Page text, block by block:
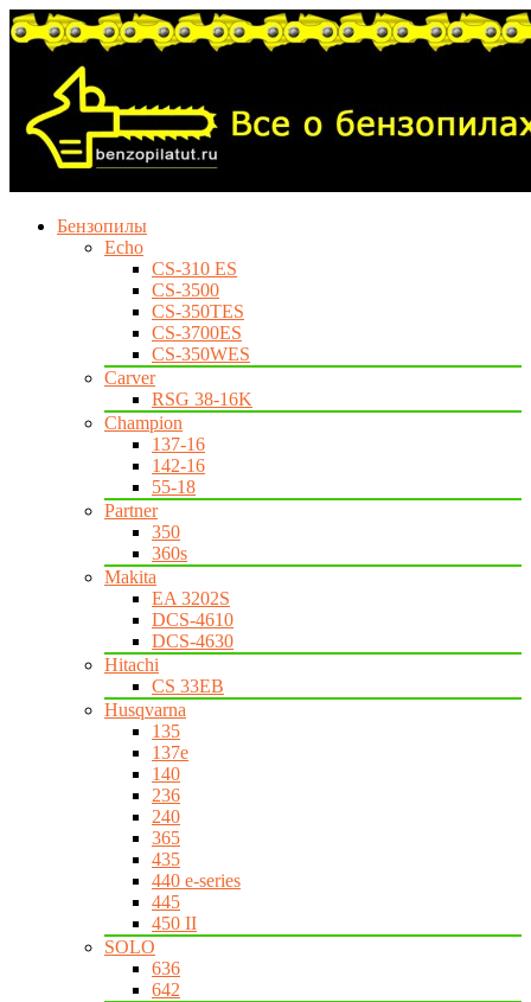
Бензопилы
Echo
CS-310 ES
CS-3500
CS-350TES
CS-3700ES
CS-350WES
Carver
RSG 38-16K
Champion
137-16
142-16
55-18
Partner
350
360s
Makita
EA 3202S
DCS-4610
DCS-4630
Hitachi
CS 33EB
Husqvarna
135
137e
140
236
240
365
435
440 e-series
445
450 II
SOLO
636
642